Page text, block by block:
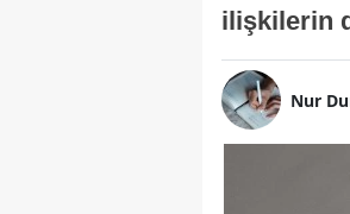
ilişkilerin
Nur